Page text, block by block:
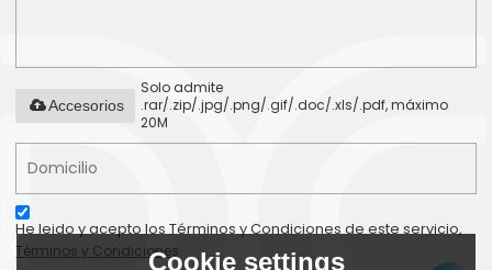
Solo admite
.rar/.zip/.jpg/.png/.gif/.doc/.xls/.pdf, máximo
20M
Accesorios
He leido y acepto los Términos y Condiciones de este servicio,
Términos y CondicionesCookie settings